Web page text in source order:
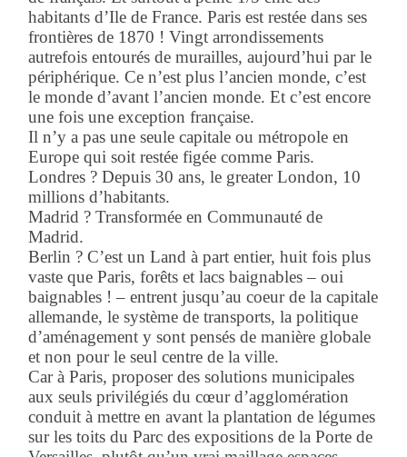
habitants d’Ile de France. Paris est restée dans ses
frontières de 1870 ! Vingt arrondissements
autrefois entourés de murailles, aujourd’hui par le
périphérique. Ce n’est plus l’ancien monde, c’est
le monde d’avant l’ancien monde. Et c’est encore
une fois une exception française.
Il n’y a pas une seule capitale ou métropole en
Europe qui soit restée figée comme Paris.
Londres ? Depuis 30 ans, le greater London, 10
millions d’habitants.
Madrid ? Transformée en Communauté de
Madrid.
Berlin ? C’est un Land à part entier, huit fois plus
vaste que Paris, forêts et lacs baignables – oui
baignables ! – entrent jusqu’au coeur de la capitale
allemande, le système de transports, la politique
d’aménagement y sont pensés de manière globale
et non pour le seul centre de la ville.
Car à Paris, proposer des solutions municipales
aux seuls privilégiés du cœur d’agglomération
conduit à mettre en avant la plantation de légumes
sur les toits du Parc des expositions de la Porte de